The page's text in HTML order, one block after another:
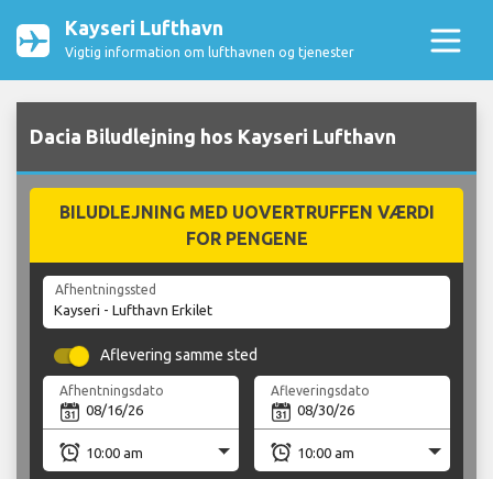
Kayseri Lufthavn
Vigtig information om lufthavnen og tjenester
Dacia Biludlejning hos Kayseri Lufthavn
BILUDLEJNING MED UOVERTRUFFEN VÆRDI
FOR PENGENE
Afhentningssted
Aflevering samme sted
Afhentningsdato Afleveringsdato